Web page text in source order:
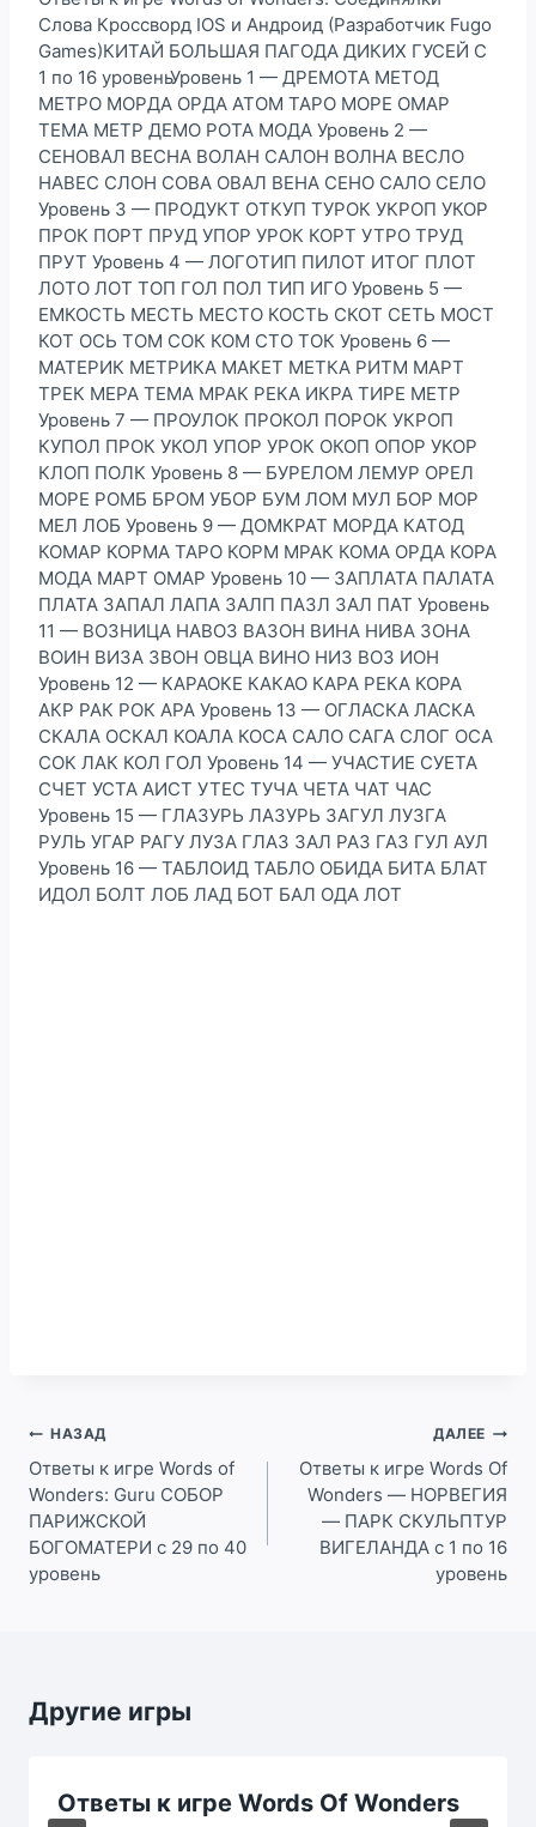
Слова Кроссворд IOS и Андроид (Разработчик Fugo
Games)КИТАЙ БОЛЬШАЯ ПАГОДА ДИКИХ ГУСЕЙ С
1 по 16 уровеньУровень 1 — ДРЕМОТА МЕТОД
МЕТРО МОРДА ОРДА АТОМ ТАРО МОРЕ ОМАР
ТЕМА МЕТР ДЕМО РОТА МОДА Уровень 2 —
СЕНОВАЛ ВЕСНА ВОЛАН САЛОН ВОЛНА ВЕСЛО
НАВЕС СЛОН СОВА ОВАЛ ВЕНА СЕНО САЛО СЕЛО
Уровень 3 — ПРОДУКТ ОТКУП ТУРОК УКРОП УКОР
ПРОК ПОРТ ПРУД УПОР УРОК КОРТ УТРО ТРУД
ПРУТ Уровень 4 — ЛОГОТИП ПИЛОТ ИТОГ ПЛОТ
ЛОТО ЛОТ ТОП ГОЛ ПОЛ ТИП ИГО Уровень 5 —
ЕМКОСТЬ МЕСТЬ МЕСТО КОСТЬ СКОТ СЕТЬ МОСТ
КОТ ОСЬ ТОМ СОК КОМ СТО ТОК Уровень 6 —
МАТЕРИК МЕТРИКА МАКЕТ МЕТКА РИТМ МАРТ
ТРЕК МЕРА ТЕМА МРАК РЕКА ИКРА ТИРЕ МЕТР
Уровень 7 — ПРОУЛОК ПРОКОЛ ПОРОК УКРОП
КУПОЛ ПРОК УКОЛ УПОР УРОК ОКОП ОПОР УКОР
КЛОП ПОЛК Уровень 8 — БУРЕЛОМ ЛЕМУР ОРЕЛ
МОРЕ РОМБ БРОМ УБОР БУМ ЛОМ МУЛ БОР МОР
МЕЛ ЛОБ Уровень 9 — ДОМКРАТ МОРДА КАТОД
КОМАР КОРМА ТАРО КОРМ МРАК КОМА ОРДА КОРА
МОДА МАРТ ОМАР Уровень 10 — ЗАПЛАТА ПАЛАТА
ПЛАТА ЗАПАЛ ЛАПА ЗАЛП ПАЗЛ ЗАЛ ПАТ Уровень
11 — ВОЗНИЦА НАВОЗ ВАЗОН ВИНА НИВА ЗОНА
ВОИН ВИЗА ЗВОН ОВЦА ВИНО НИЗ ВОЗ ИОН
Уровень 12 — КАРАОКЕ КАКАО КАРА РЕКА КОРА
АКР РАК РОК АРА Уровень 13 — ОГЛАСКА ЛАСКА
СКАЛА ОСКАЛ КОАЛА КОСА САЛО САГА СЛОГ ОСА
СОК ЛАК КОЛ ГОЛ Уровень 14 — УЧАСТИЕ СУЕТА
СЧЕТ УСТА АИСТ УТЕС ТУЧА ЧЕТА ЧАТ ЧАС
Уровень 15 — ГЛАЗУРЬ ЛАЗУРЬ ЗАГУЛ ЛУЗГА
РУЛЬ УГАР РАГУ ЛУЗА ГЛАЗ ЗАЛ РАЗ ГАЗ ГУЛ АУЛ
Уровень 16 — ТАБЛОИД ТАБЛО ОБИДА БИТА БЛАТ
ИДОЛ БОЛТ ЛОБ ЛАД БОТ БАЛ ОДА ЛОТ
Навигация
по
записям
НАЗАД
Ответы к игре Words of
Wonders: Guru СОБОР
ПАРИЖСКОЙ
БОГОМАТЕРИ c 29 по 40
уровень
ДАЛЕЕ
Ответы к игре Words Of
Wonders — НОРВЕГИЯ
— ПАРК СКУЛЬПТУР
ВИГЕЛАНДА с 1 по 16
уровень
Другие игры
Ответы к игре Words Of Wonders